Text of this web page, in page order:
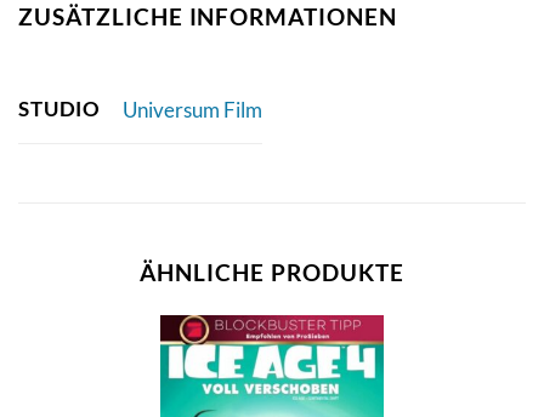
ZUSÄTZLICHE INFORMATIONEN
STUDIO Universum Film
ÄHNLICHE PRODUKTE